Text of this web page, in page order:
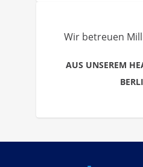
Wir betreuen
AUS UNSEREM